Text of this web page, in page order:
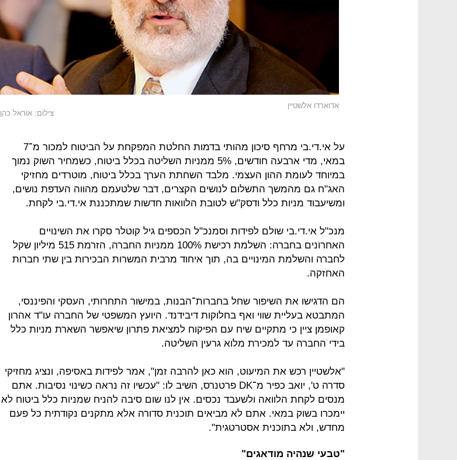
אדוארדו אלשטיין
צילום: אוראל כהן
על אי.די.בי מרחף סיכון מהותי בדמות החלטת המפקחת על הביטוח למכור מ־7
במאי, מדי ארבעה חודשים, 5% ממניות השליטה בכלל ביטוח, כשמחיר השוק נמוך
במיוחד לעומת ההון העצמי. מלבד השחתת הערך בכלל ביטוח, מוטרדים מחזיקי
האג"ח גם מהמשך התשלום לנושים הקצרים, דבר שלטעמם מהווה העדפת נושים,
ומשיעבוד מניות כלל ודסק"ש לטובת הלוואות חדשות שמתכננת אי.די.בי לקחת.
מנכ"ל אי.די.בי שולם לפידות וסמנכ"ל הכספים גיל קוטלר סקרו את השינויים
האחרונים בחברה: השלמת רכישת 100% ממניות החברה, הזרמת 515 מיליון שקל
לחברה והשלמת המינויים בה, תוך איחוד מרבית המשרות הבכירות בין שתי חברות
האחזקה.
הם הדגישו את השיפור שחל בחברות־הבנות, במישור התחרותי, העסקי והפיננסי,
המתבטא בעליית שווי ואף בחלוקות דיבידנד. היועץ המשפטי של החברה עו"ד אהרון
קאופמן ציין כי מתקיים שיח עם הפיקוח למציאת פתרון שיאפשר השארת מניות כלל
בידי החברה עד למכירת מלוא גרעין השליטה.
"אלשטיין רכש את המיעוט, הוא כאן להרבה זמן", אמר לפידות באסיפה, ונציג מחזיקי
סדרה ט', יואב כפיר מ־DK פרטנרס, השיב לו: "עכשיו זה נראה כשינוי נסיבות. אתם
מנסים לקחת הלוואה ולשעבד נכסים. אין לנו שום סיבה להניח שמניות כלל ביטוח לא
יימכרו בשוק במאי. אתם לא מביאים תוכנית סדורה אלא מתקנים נקודתית כל פעם
מחדש, ולא בתוכנית אסטרטגית".
"טבעי שנהיה מודאגים"